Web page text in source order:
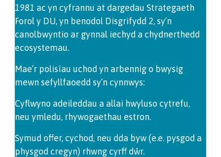
1981 ac yn cyfrannu at dargedau Strategaeth
Forol y DU, yn benodol Disgrifydd 2, sy’n
canolbwyntio ar gynnal iechyd a chydnerthedd
ecosystemau.
Mae’r polisïau uchod yn arbennig o bwysig
mewn sefyllfaoedd sy’n cynnwys:
Cyflwyno adeileddau a allai hwyluso cytrefu,
neu ymledu, rhywogaethau estron.
Symud offer, cychod, neu dda byw (e.e. pysgod a
physgod cregyn) rhwng cyrff dŵr.